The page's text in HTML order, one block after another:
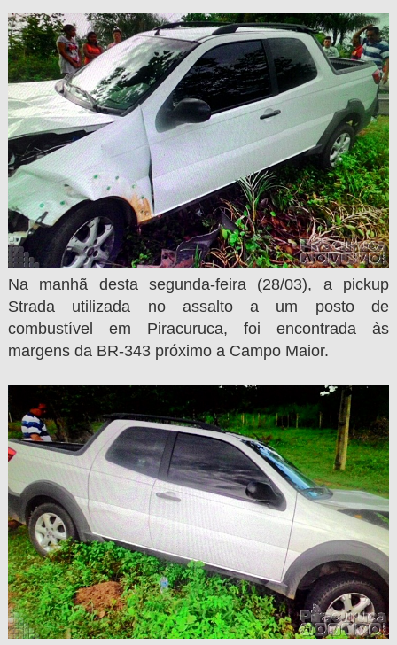
Na manhã desta segunda-feira (28/03), a pickup
Strada utilizada no assalto a um posto de
combustível em Piracuruca, foi encontrada às
margens da BR-343 próximo a Campo Maior.